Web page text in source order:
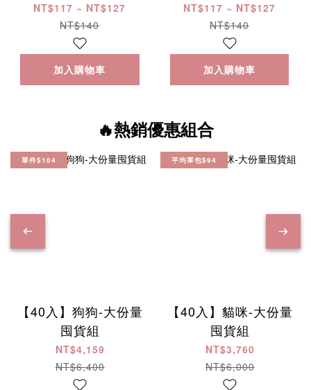
NT$117 ~ NT$127
NT$140
加入購物車
NT$117 ~ NT$127
NT$140
加入購物車
🔥熱銷優惠組合
單件$104
【40入】狗狗-大份量
囤貨組
NT$4,159
NT$6,400
平均單包$94
【40入】貓咪-大份量
囤貨組
NT$3,760
NT$6,000